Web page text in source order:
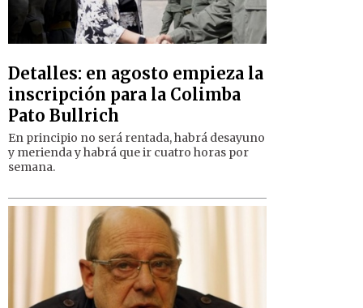
Detalles: en agosto empieza la
inscripción para la Colimba
Pato Bullrich
En principio no será rentada, habrá desayuno
y merienda y habrá que ir cuatro horas por
semana.